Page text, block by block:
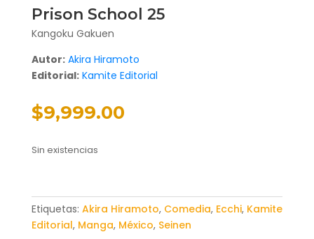
Prison School 25
Kangoku Gakuen
Autor: Akira Hiramoto
Editorial: Kamite Editorial
$9,999.00
Sin existencias
Etiquetas: Akira Hiramoto, Comedia, Ecchi, Kamite
Editorial, Manga, México, Seinen